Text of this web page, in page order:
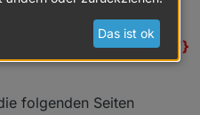
Changes (d.h. Anpassungen
Skript anlegen und die alten
config:
gibt es Änderungen.
{
Screensavers habe ich die
folgenden Seiten
Das ist ok